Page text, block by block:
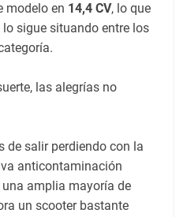
modelo en 14,4 CV, lo que
sigue situando entre los
las alegrías no
de salir perdiendo con la
anticontaminación
amplia mayoría de
un scooter bastante